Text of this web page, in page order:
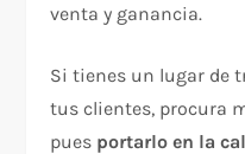
venta y ganancia.
Si tienes un lugar de
tus clientes, procura
pues portarlo en la